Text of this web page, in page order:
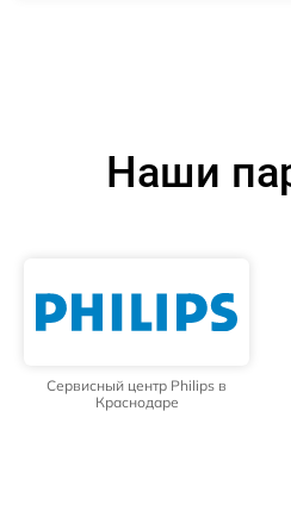
Наши
Сервисный центр Philips в
Краснодаре